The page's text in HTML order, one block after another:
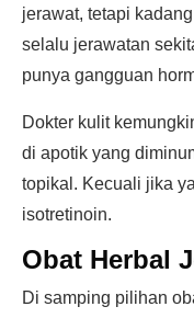
jerawat, tetapi
selalu jerawatan
punya gangguan
Dokter kulit
di apotik yang
topikal. Kecuali jika
isotretinoin.
Obat Herbal
Di samping pilihan